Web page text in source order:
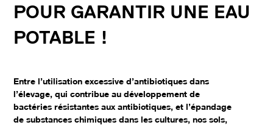
POUR GARANTIR UNE EAU
POTABLE !
Entre l’utilisation excessive d’antibiotiques dans
l’élevage, qui contribue au développement de
bactéries résistantes aux antibiotiques, et l’épandage
de substances chimiques dans les cultures, nos sols,